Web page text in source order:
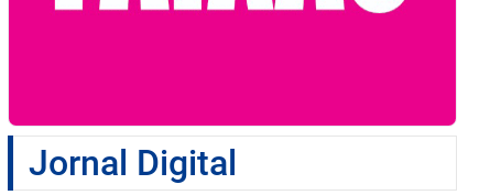
Jornal Digital